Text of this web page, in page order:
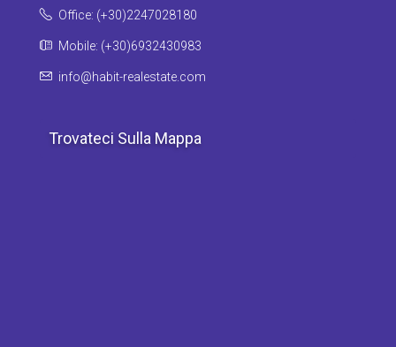
Office: (+30)2247028180
Mobile: (+30)6932430983
info@habit-realestate.com
Trovateci Sulla Mappa